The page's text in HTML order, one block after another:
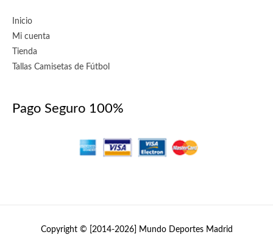
Inicio
Mi cuenta
Tienda
Tallas Camisetas de Fútbol
Pago Seguro 100%
Copyright © [2014-2026] Mundo Deportes Madrid